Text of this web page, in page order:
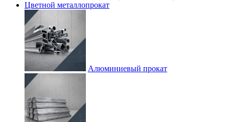
Цветной металлопрокат
Алюминиевый прокат